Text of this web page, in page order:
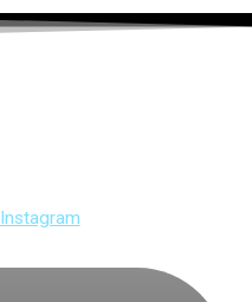
Instagram